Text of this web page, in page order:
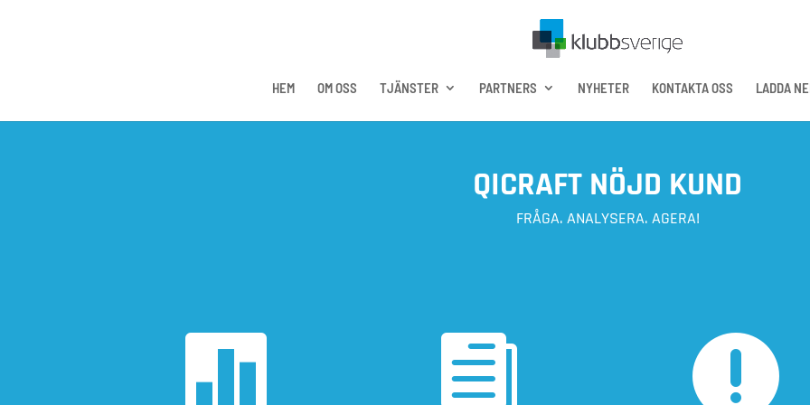
HEM OM OSS TJÄNSTER PARTNERS NYHETER KONTAKTA OSS LADDA
QICRAFT NÖJD KUND
FRÅGA. ANALYSERA. AGERA!
  